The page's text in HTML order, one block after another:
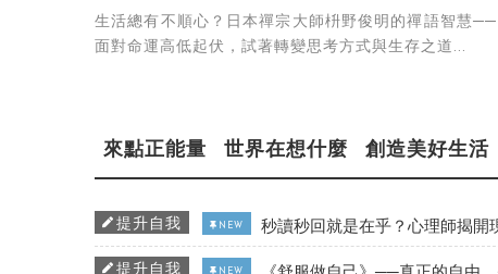
生活總有不順心？日本禪宗大師枡野俊明的禪語智慧──
面對命運高低起伏，試著轉變思考方式與生存之道...
來點正能量 世界在想什麼 創造美好生活
提升自我 NEW 秒讀秒回就是在乎？心理師揭開
提升自我 NEW